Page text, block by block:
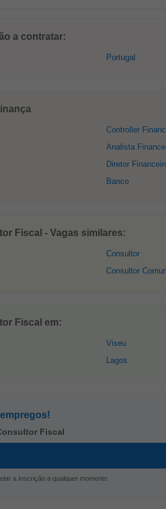
a contratar:
Portugal
Controller
Analista
Diretor
Banco
Fiscal - Vagas similares:
Consultor
Consultor
Fiscal em:
Viseu
Lagos
Fiscal
a inscrição a qualquer momento